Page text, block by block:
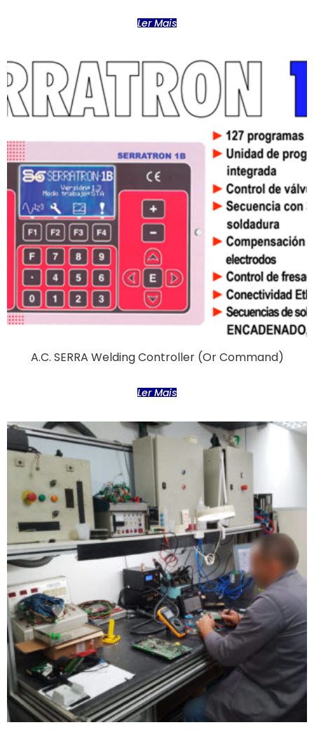
Ler Mais
A.C. SERRA Welding Controller (or Command)
Ler Mais